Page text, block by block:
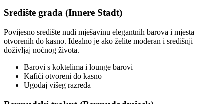
Središte grada (Innere Stadt)
Povijesno središte nudi mješavinu elegantnih barova i mjesta
otvorenih do kasno. Idealno je ako želite moderan i središnji
doživljaj noćnog života.
Barovi s koktelima i lounge barovi
Kafići otvoreni do kasno
Ugođaj višeg razreda